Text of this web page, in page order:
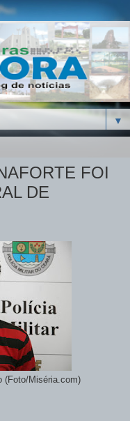
▼
FOI
DE
(Foto/Miséria.com)